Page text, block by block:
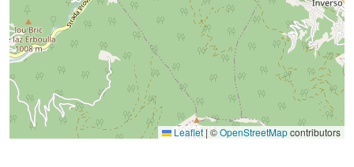
Leaflet |©OpenStreetMapcontributors